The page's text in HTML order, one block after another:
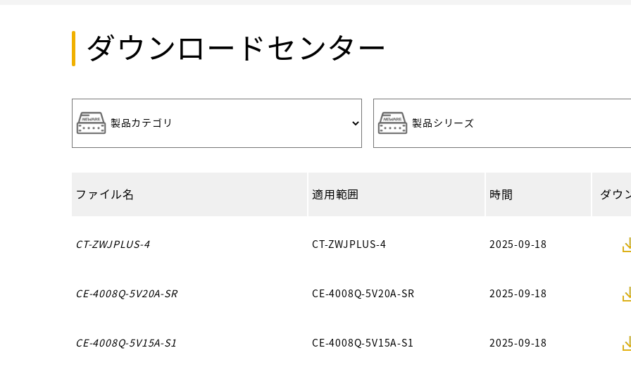
ダウンロードセンター
ファイル名 適用範囲 時間 ダウ
ド
CT-ZWJPLUS-4 CT-ZWJPLUS-4 2025-09-18
CE-4008Q-5V20A-SR CE-4008Q-5V20A-SR 2025-09-18
CE-4008Q-5V15A-S1 CE-4008Q-5V15A-S1 2025-09-18